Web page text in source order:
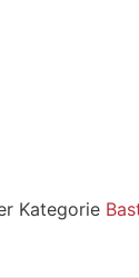
Kategorie